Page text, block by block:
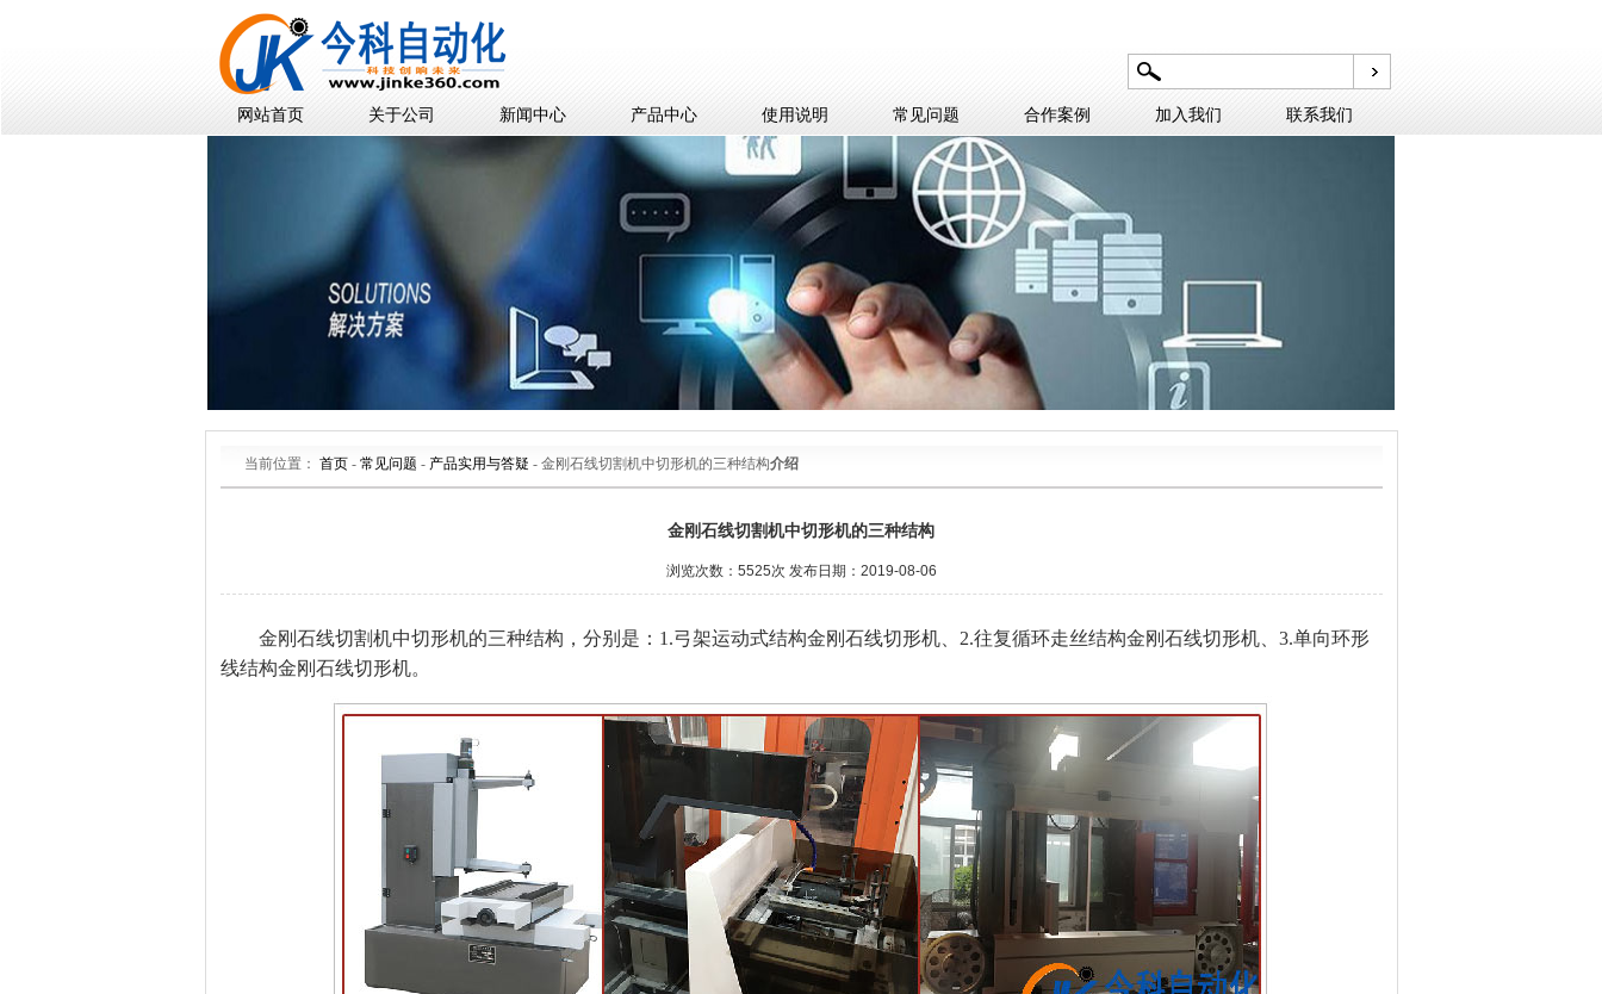
网站首页 关于公司 新闻中心 产品中心 使用说明 常见问题 合作案例 加入我们 联系我们
当前位置： 首页- 常见问题 - 产品实用与答疑 - 金刚石线切割机中切形机的三种结构介绍
金刚石线切割机中切形机的三种结构
浏览次数：5525次 发布日期：2019-08-06
金刚石线切割机中切形机的三种结构，分别是：1.弓架运动式结构金刚石线切形机、2.往复循环走丝结构金刚石线切形机、3.单向环形
线结构金刚石线切形机。